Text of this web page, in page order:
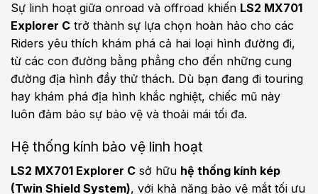
Sự linh hoạt giữa onroad và offroad khiến LS2 MX701
Explorer C trở thành sự lựa chọn hoàn hảo cho các
Riders yêu thích khám phá cả hai loại hình đường đi,
từ các con đường bằng phẳng cho đến những cung
đường địa hình đầy thử thách. Dù bạn đang đi touring
hay khám phá địa hình khắc nghiệt, chiếc mũ này
luôn đảm bảo sự bảo vệ và thoải mái tối đa.
Hệ thống kính bảo vệ linh hoạt
LS2 MX701 Explorer C sở hữu hệ thống kính kép
(Twin Shield System), với khả năng bảo vệ mắt tối ưu